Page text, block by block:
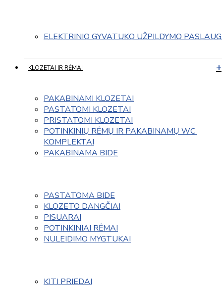
ELEKTRINIO GYVATUKO UŽPILDYMO
KLOZETAI IR RĖMAI
PAKABINAMI KLOZETAI
PASTATOMI KLOZETAI
PRISTATOMI KLOZETAI
POTINKINIŲ RĖMŲ IR PAKABINAMŲ WC
KOMPLEKTAI
PAKABINAMA BIDE
PASTATOMA BIDE
KLOZETO DANGČIAI
PISUARAI
POTINKINIAI RĖMAI
NULEIDIMO MYGTUKAI
KITI PRIEDAI